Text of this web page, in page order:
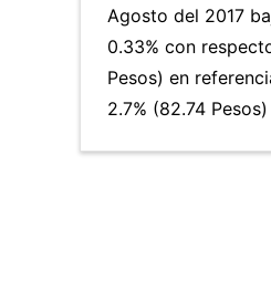
Agosto del 2017
0.33% con
Pesos) en
2.7% (82.74